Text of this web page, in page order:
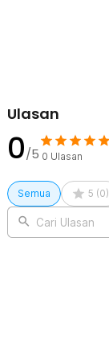
Ulasan
0/5 0 Ulasan
Semua 5 (0)
Cari Ulasan